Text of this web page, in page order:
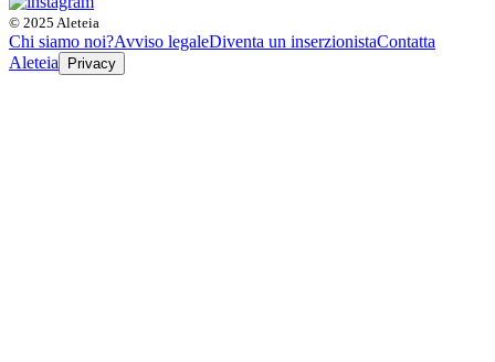
© 2025 Aleteia
Chi siamo noi?Avviso legaleDiventa un inserzionistaContatta
Aleteia
Privacy